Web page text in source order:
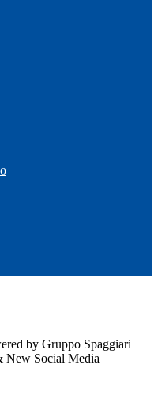
by Gruppo Spaggiari
New Social Media